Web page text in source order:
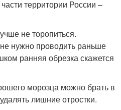
территории России –
не торопиться.
нужно проводить раньше
ранняя обрезка скажется
морозца можно брать в
лишние отростки.